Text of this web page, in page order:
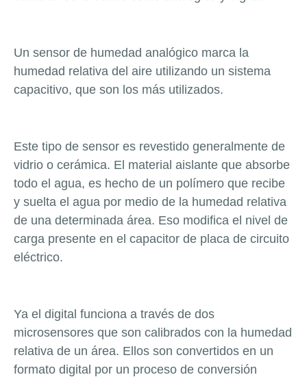
Un sensor de humedad analógico marca la
humedad relativa del aire utilizando un sistema
capacitivo, que son los más utilizados.
Este tipo de sensor es revestido generalmente de
vidrio o cerámica. El material aislante que absorbe
todo el agua, es hecho de un polímero que recibe
y suelta el agua por medio de la humedad relativa
de una determinada área. Eso modifica el nivel de
carga presente en el capacitor de placa de circuito
eléctrico.
Ya el digital funciona a través de dos
microsensores que son calibrados con la humedad
relativa de un área. Ellos son convertidos en un
formato digital por un proceso de conversión